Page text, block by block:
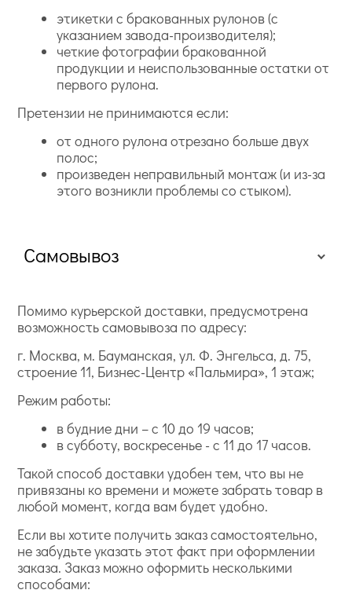
этикетки с бракованных рулонов (с
указанием завода-производителя);
четкие фотографии бракованной
продукции и неиспользованные остатки от
первого рулона.
Претензии не принимаются если:
от одного рулона отрезано больше двух
полос;
произведен неправильный монтаж (и из-за
этого возникли проблемы со стыком).
Самовывоз
Помимо курьерской доставки, предусмотрена
возможность самовывоза по адресу:
г. Москва, м. Бауманская, ул. Ф. Энгельса, д. 75,
строение 11, Бизнес-Центр «Пальмира», 1 этаж;
Режим работы:
в будние дни – с 10 до 19 часов;
в субботу, воскресенье - с 11 до 17 часов.
Такой способ доставки удобен тем, что вы не
привязаны ко времени и можете забрать товар в
любой момент, когда вам будет удобно.
Если вы хотите получить заказ самостоятельно,
не забудьте указать этот факт при оформлении
заказа. Заказ можно оформить несколькими
способами: